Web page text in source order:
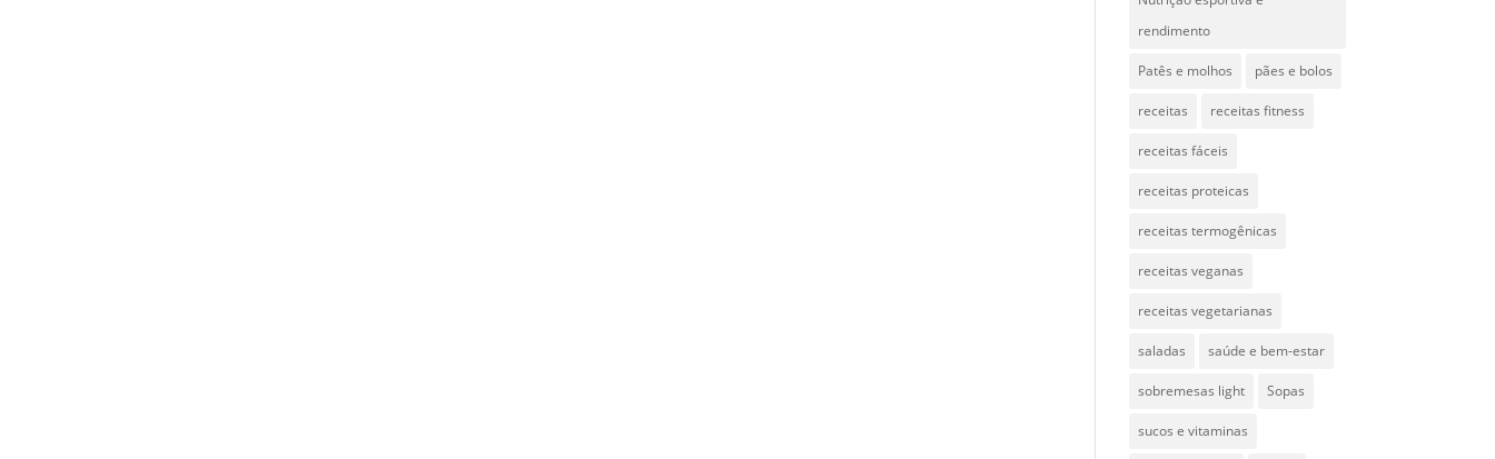
rendimento
Patês e molhos pães e bolos
receitas receitas fitness
receitas fáceis
receitas proteicas
receitas termogênicas
receitas veganas
receitas vegetarianas
saladas saúde e bem-estar
sobremesas light Sopas
sucos e vitaminas